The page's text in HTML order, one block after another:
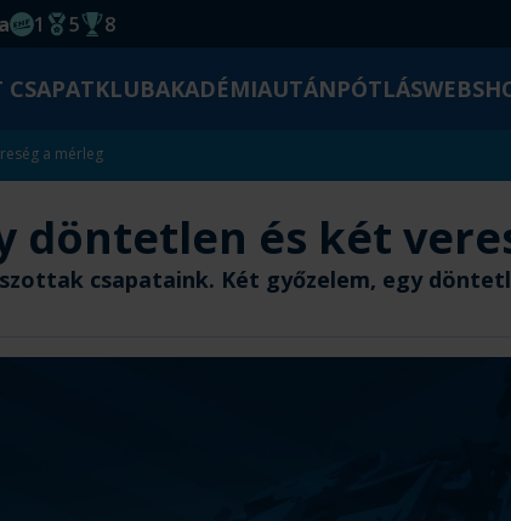
EHF kupagyőzelem 2014
1
Magyar Bajnoki cím
5
Magyar-Kupa győzelem
8
CSAPATKLUBAKADÉMIAUTÁNPÓTLÁS
a mérleg
döntetlen és két
csapataink. Két győzelem, egy